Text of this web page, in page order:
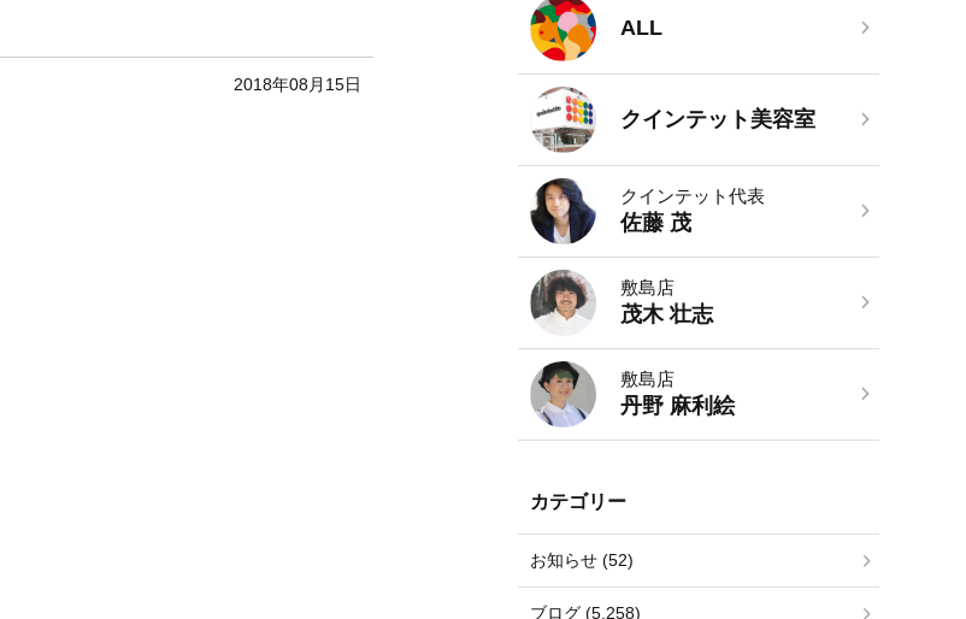
2018年08月15日
ALL
クインテット美容室
クインテット代表
佐藤 茂
敷島店
茂木 壮志
敷島店
丹野 麻利絵
カテゴリー
お知らせ (52)
ブログ (5,258)